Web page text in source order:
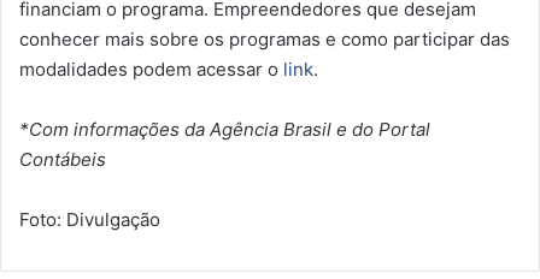
financiam o programa. Empreendedores que desejam
conhecer mais sobre os programas e como participar das
modalidades podem acessar o link.
*Com informações da Agência Brasil e do Portal
Contábeis
Foto: Divulgação